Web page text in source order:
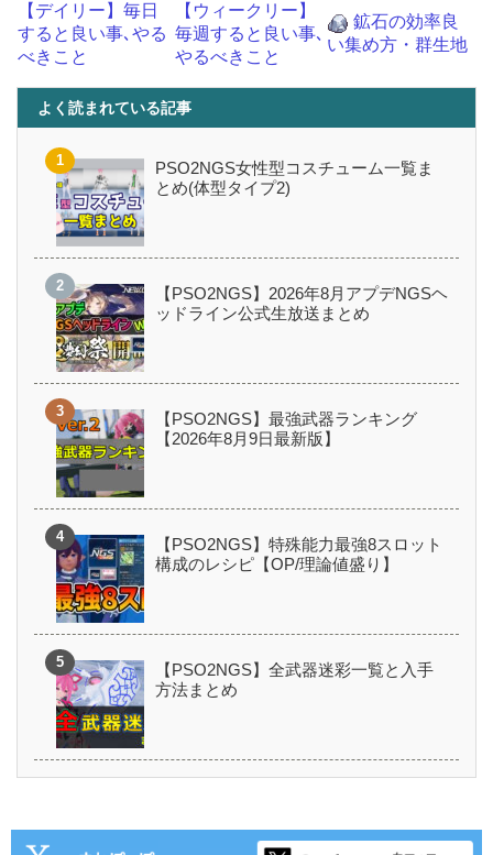
【デイリー】毎日
すると良い事､やる
べきこと
【ウィークリー】
毎週すると良い事､
やるべきこと
鉱石の効率良
い集め方・群生地
よく読まれている記事
PSO2NGS女性型コスチューム一覧ま
とめ(体型タイプ2)
【PSO2NGS】2026年8月アプデNGSヘ
ッドライン公式生放送まとめ
【PSO2NGS】最強武器ランキング
【2026年8月9日最新版】
【PSO2NGS】特殊能力最強8スロット
構成のレシピ【OP/理論値盛り】
【PSO2NGS】全武器迷彩一覧と入手
方法まとめ